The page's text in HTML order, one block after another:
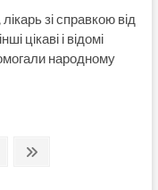
зі справкою від
цікаві і відомі
народному